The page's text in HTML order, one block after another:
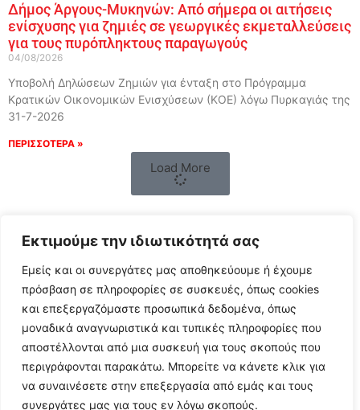
Εκτιμούμε την ιδιωτικότητά σας
Εμείς και οι συνεργάτες μας αποθηκεύουμε ή έχουμε
πρόσβαση σε πληροφορίες σε συσκευές, όπως cookies
και επεξεργαζόμαστε προσωπικά δεδομένα, όπως
μοναδικά αναγνωριστικά και τυπικές πληροφορίες που
αποστέλλονται από μια συσκευή για τους σκοπούς που
περιγράφονται παρακάτω. Μπορείτε να κάνετε κλικ για
να συναινέσετε στην επεξεργασία από εμάς και τους
συνεργάτες μας για τους εν λόγω σκοπούς.
Δήμος Άργους-Μυκηνών: Από σήμερα οι αιτήσεις
ενίσχυσης για ζημιές σε γεωργικές εκμεταλλεύσεις
για τους πυρόπληκτους παραγωγούς
04/08/2026
Υποβολή Δηλώσεων Ζημιών για ένταξη στο Πρόγραμμα
Κρατικών Οικονομικών Ενισχύσεων (ΚΟΕ) λόγω Πυρκαγιάς της
31-7-2026
ΠΕΡΙΣΣΟΤΕΡΑ »
Load More
Follow Us